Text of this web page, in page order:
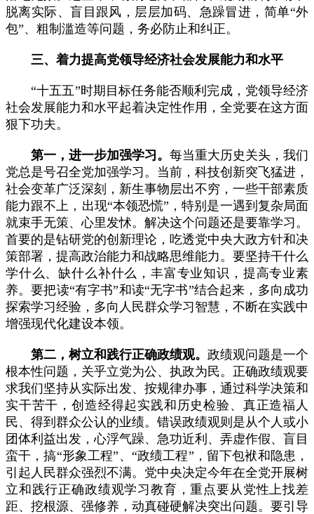
脱离实际、盲目跟风，层层加码、急躁冒进，简单“外
包”、粗制滥造等问题，务必防止和纠正。
三、着力提高党领导经济社会发展能力和水平
“十五五”时期目标任务能否顺利完成，党领导经济
社会发展能力和水平起着决定性作用，全党要在这方面
狠下功夫。
第一，进一步加强学习。 每当重大历史关头，我们
党总是号召全党加强学习。当前，科技创新突飞猛进，
社会变革广泛深刻，新生事物层出不穷，一些干部素质
能力跟不上，出现“本领恐慌”，特别是一遇到复杂局面
就束手无策、心里发怵。解决这个问题还是要靠学习。
首要的是钻研党的创新理论，吃透党中央大政方针和决
策部署，提高政治能力和战略思维能力。要坚持干什么
学什么、缺什么补什么，丰富专业知识，提高专业素
养。要把读“有字书”和读“无字书”结合起来，多向成功
探索学习经验，多向人民群众学习智慧，不断在实践中
增强现代化建设本领。
第二，树立和践行正确政绩观。 政绩观问题是一个
根本性问题，关乎立党为公、执政为民。正确政绩观要
求我们坚持从实际出发、按规律办事，通过科学决策和
实干苦干，创造经得起实践和历史检验、真正造福人
民、得到群众公认的业绩。错误政绩观则是从个人或小
团体利益出发，心浮气躁、急功近利、弄虚作假、盲目
蛮干，搞“形象工程”、“政绩工程”，留下包袱和隐患，
引起人民群众强烈不满。党中央决定今年在全党开展树
立和践行正确政绩观学习教育，重点要从党性上找差
距、挖根源、强修养，动真碰硬解决突出问题。要引导